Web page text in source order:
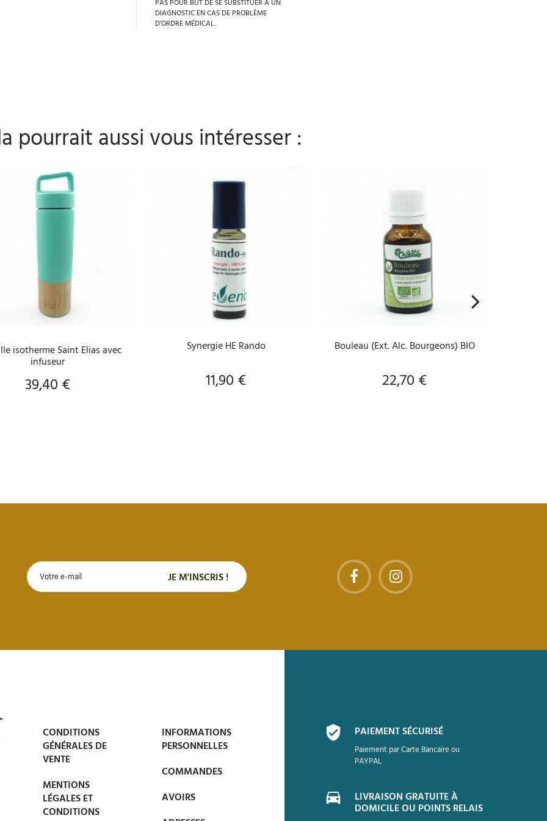
PAS POUR BUT DE SE SUBSTITUER À UN
DIAGNOSTIC EN CAS DE PROBLÈME
D’ORDRE MÉDICAL..
pourrait aussi vous intéresser :
AJOUTER AU PANIER
isotherme Saint Elias avec
infuseur
Prix
39,40 €
AJOUTER AU PANIER
Synergie HE Rando
Prix
11,90 €
AJOUTER AU PANIER
Bouleau (Ext. Alc. Bourgeons) BIO
Prix
22,70 €
CONDITIONS
GÉNÉRALES DE
VENTE
MENTIONS
LÉGALES ET
CONDITIONS
INFORMATIONS
PERSONNELLES
COMMANDES
AVOIRS
PAIEMENT SÉCURISÉ
Paiement par Carte Bancaire ou
PAYPAL
LIVRAISON GRATUITE À
DOMICILE OU POINTS RELAIS